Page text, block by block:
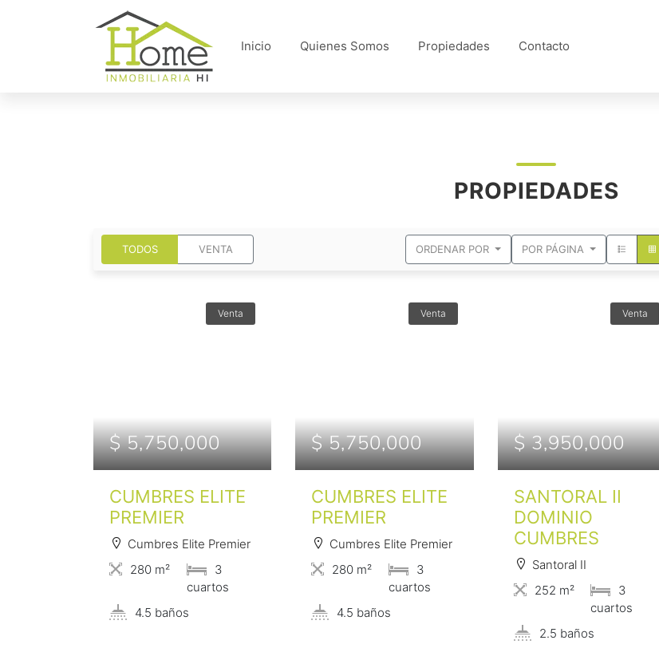
Inicio Quienes Somos Propiedades Contacto
PROPIEDADES
TODOS VENTA ORDENAR POR POR PÁGINA
Venta
$ 5,750,000
CUMBRES ELITE
PREMIER
Cumbres Elite Premier
280 m²
3
сuartos
4.5 baños
Venta
$ 5,750,000
CUMBRES ELITE
PREMIER
Cumbres Elite Premier
280 m²
3
сuartos
4.5 baños
Venta
$ 3,950,000
SANTORAL II
DOMINIO
CUMBRES
Santoral II
252 m²
3
сuartos
2.5 baños